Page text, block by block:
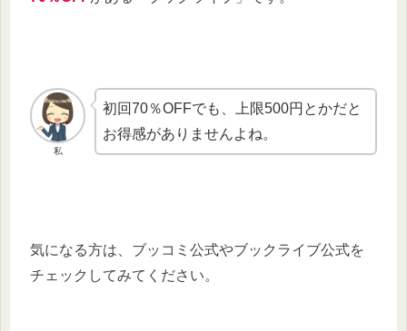
私
初回70％OFFでも、上限500円とかだと
お得感がありませんよね。
気になる方は、ブッコミ公式やブックライブ公式を
チェックしてみてください。